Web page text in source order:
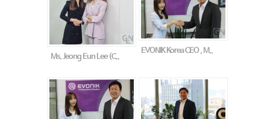
Ms. Jeong Eun Lee (C..
EVONIK Korea CEO , M..